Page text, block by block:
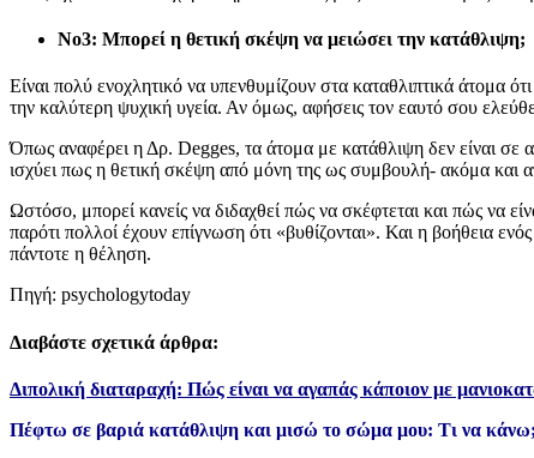
Νο3: Μπορεί η θετική σκέψη να μειώσει την κατάθλιψη;
Είναι πολύ ενοχλητικό να υπενθυμίζουν στα καταθλιπτικά άτομα
την καλύτερη ψυχική υγεία. Αν όμως, αφήσεις τον εαυτό σου
Όπως αναφέρει η Δρ. Degges, τα άτομα με κατάθλιψη δεν είναι σε
ισχύει πως η θετική σκέψη από μόνη της ως συμβουλή- ακόμα και
Ωστόσο, μπορεί κανείς να διδαχθεί πώς να σκέφτεται και πώς να
παρότι πολλοί έχουν επίγνωση ότι «βυθίζονται». Και η βοήθεια
πάντοτε η θέληση.
Πηγή: psychologytoday
Διαβάστε σχετικά άρθρα:
Διπολική διαταραχή: Πώς είναι να αγαπάς κάποιον με
Πέφτω σε βαριά κατάθλιψη και μισώ το σώμα μου: Τι να κάνω;